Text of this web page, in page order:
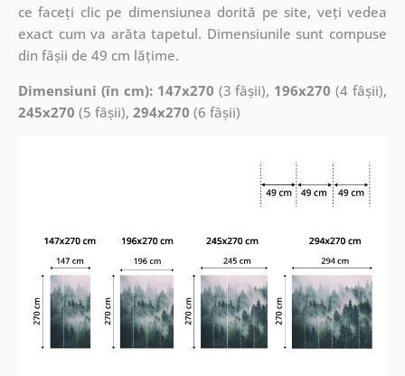
ce faceți clic pe dimensiunea dorită pe site, veți vedea
exact cum va arăta tapetul. Dimensiunile sunt compuse
din fâșii de 49 cm lățime.
Dimensiuni (în cm): 147x270 (3 fâșii), 196x270 (4 fâșii),
245x270 (5 fâșii), 294x270 (6 fâșii)